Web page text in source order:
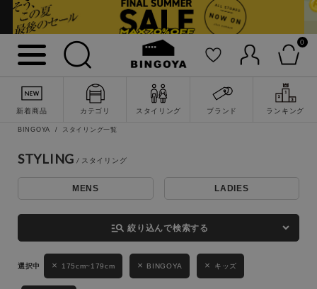
0
新着商品 カテゴリ スタイリング ブランド ランキング
詳細検索
キーワード
性別
MENS LADIES KIDS
BINGOYA スタイリング一覧
STYLING
MENS LADIES
manage_search 絞り込んで検索する
175cm~179cm BINGOYA キッズ